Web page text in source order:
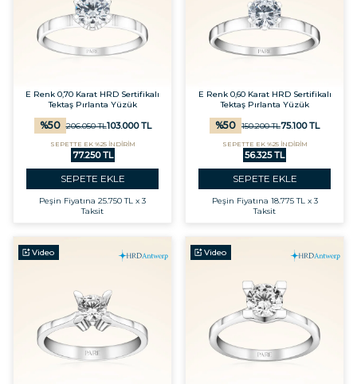
E Renk 0,70 Karat HRD Sertifikalı
Tektaş Pırlanta Yüzük
%50 206.050TL103.000TL
SEPETTE EK %25 İNDİRİM
77.250 TL
SEPETE EKLE
Peşin Fiyatına 25.750 TL x 3
Taksit
E Renk 0,60 Karat HRD Sertifikalı
Tektaş Pırlanta Yüzük
%50 150.200TL75.100TL
SEPETTE EK %25 İNDİRİM
56.325 TL
SEPETE EKLE
Peşin Fiyatına 18.775 TL x 3
Taksit
Video Video